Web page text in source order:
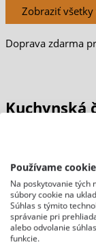
Zobraziť
Doprava zdarma
Kuchynská
pre VW T6/T5
[br-wapl-all]
Používame
Na poskytovanie tých
súbory cookie na
Súhlas s týmito
správanie pri
alebo odvolanie
funkcie.